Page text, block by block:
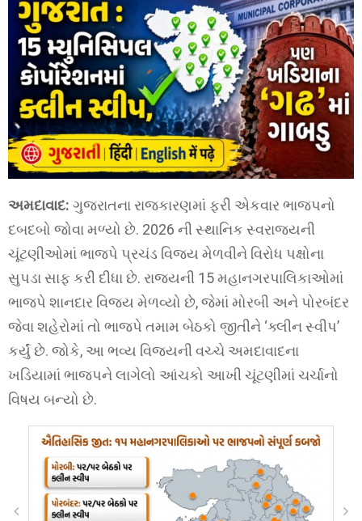
અમદાવાદ: ગુજરાતના રાજકારણમાં ફરી એકવાર ભાજપનો
દબદબો જોવા મળ્યો છે. 2026 ની સ્થાનિક સ્વરાજ્યની
ચૂંટણીઓમાં ભાજપે પ્રચંડ વિજય મેળવીને વિરોધ પક્ષોના
સુપડા સાફ કરી દીધા છે. રાજ્યની 15 મહાનગરપાલિકાઓમાં
ભાજપે શાનદાર વિજય મેળવ્યો છે, જેમાં મોરબી અને પોરબંદર
જેવા શહેરોમાં તો ભાજપે તમામ બેઠકો જીતીને ‘ક્લીન સ્વીપ’
કર્યું છે. જોકે, આ ભવ્ય વિજયની વચ્ચે અમદાવાદના
ખડિયામાં ભાજપને લાગેલો આંચકો આખી ચૂંટણીમાં ચર્ચાનો
વિષય બન્યો છે.